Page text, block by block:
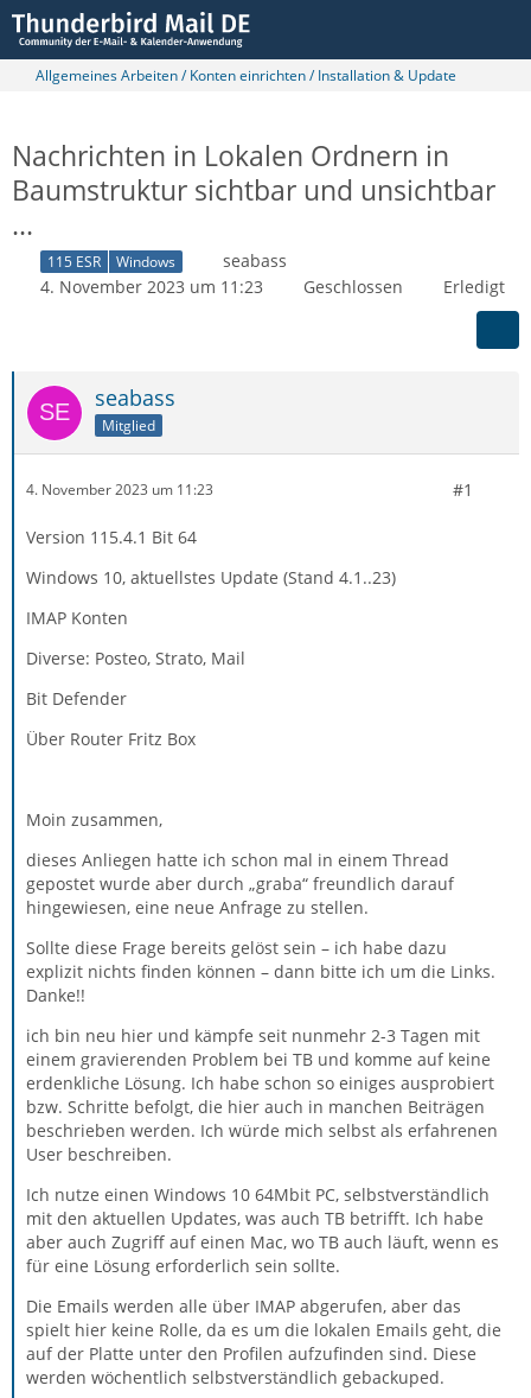
Allgemeines Arbeiten / Konten einrichten / Installation & Update
Nachrichten in Lokalen Ordnern in
Baumstruktur sichtbar und unsichtbar
...
115 ESR Windows
seabass
4. November 2023 um 11:23
Geschlossen Erledigt
seabass
Mitglied
4. November 2023 um 11:23 #1
Version 115.4.1 Bit 64
Windows 10, aktuellstes Update (Stand 4.1..23)
IMAP Konten
Diverse: Posteo, Strato, Mail
Bit Defender
Über Router Fritz Box
Moin zusammen,
dieses Anliegen hatte ich schon mal in einem Thread
gepostet wurde aber durch „graba“ freundlich darauf
hingewiesen, eine neue Anfrage zu stellen.
Sollte diese Frage bereits gelöst sein – ich habe dazu
explizit nichts finden können – dann bitte ich um die Links.
Danke!!
ich bin neu hier und kämpfe seit nunmehr 2-3 Tagen mit
einem gravierenden Problem bei TB und komme auf keine
erdenkliche Lösung. Ich habe schon so einiges ausprobiert
bzw. Schritte befolgt, die hier auch in manchen Beiträgen
beschrieben werden. Ich würde mich selbst als erfahrenen
User beschreiben.
Ich nutze einen Windows 10 64Mbit PC, selbstverständlich
mit den aktuellen Updates, was auch TB betrifft. Ich habe
aber auch Zugriff auf einen Mac, wo TB auch läuft, wenn es
für eine Lösung erforderlich sein sollte.
Die Emails werden alle über IMAP abgerufen, aber das
spielt hier keine Rolle, da es um die lokalen Emails geht, die
auf der Platte unter den Profilen aufzufinden sind. Diese
werden wöchentlich selbstverständlich gebackuped.